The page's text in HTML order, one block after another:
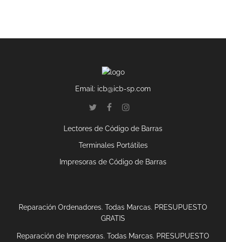
Email: icb@icb-sp.com
Lectores de Código de Barras
Terminales Portátiles
Impresoras de Código de Barras
Reparación Ordenadores. Todas Marcas. PRESUPUESTO
GRATIS
Reparación de Impresoras. Todas Marcas. PRESUPUESTO